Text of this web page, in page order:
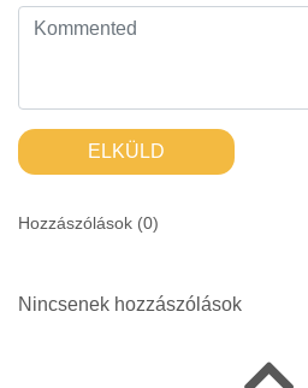
ELKÜLD
Hozzászólások (0)
Nincsenek hozzászólások